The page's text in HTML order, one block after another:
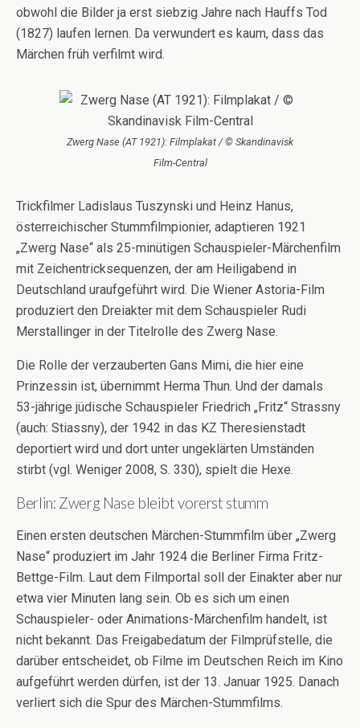
obwohl die Bilder ja erst siebzig Jahre nach Hauffs Tod
(1827) laufen lernen. Da verwundert es kaum, dass das
Märchen früh verfilmt wird.
Zwerg Nase (AT 1921): Filmplakat / © Skandinavisk
Film-Central
Trickfilmer Ladislaus Tuszynski und Heinz Hanus,
österreichischer Stummfilmpionier, adaptieren 1921
„Zwerg Nase“ als 25-minütigen Schauspieler-Märchenfilm
mit Zeichentricksequenzen, der am Heiligabend in
Deutschland uraufgeführt wird. Die Wiener Astoria-Film
produziert den Dreiakter mit dem Schauspieler Rudi
Merstallinger in der Titelrolle des Zwerg Nase.
Die Rolle der verzauberten Gans Mimi, die hier eine
Prinzessin ist, übernimmt Herma Thun. Und der damals
53-jährige jüdische Schauspieler Friedrich „Fritz“ Strassny
(auch: Stiassny), der 1942 in das KZ Theresienstadt
deportiert wird und dort unter ungeklärten Umständen
stirbt (vgl. Weniger 2008, S. 330), spielt die Hexe.
Berlin: Zwerg Nase bleibt vorerst stumm
Einen ersten deutschen Märchen-Stummfilm über „Zwerg
Nase“ produziert im Jahr 1924 die Berliner Firma Fritz-
Bettge-Film. Laut dem Filmportal soll der Einakter aber nur
etwa vier Minuten lang sein. Ob es sich um einen
Schauspieler- oder Animations-Märchenfilm handelt, ist
nicht bekannt. Das Freigabedatum der Filmprüfstelle, die
darüber entscheidet, ob Filme im Deutschen Reich im Kino
aufgeführt werden dürfen, ist der 13. Januar 1925. Danach
verliert sich die Spur des Märchen-Stummfilms.